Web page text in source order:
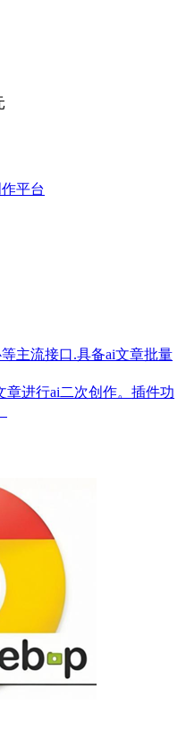
平台
主流接口.具备ai文章批量
进行ai二次创作。插件功